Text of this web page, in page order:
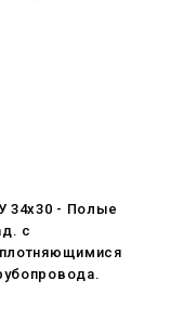
34x30 - Полые
с
которая с